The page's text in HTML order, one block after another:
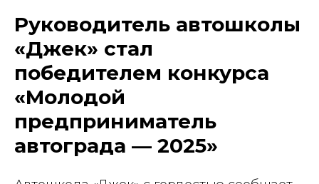
Руководитель автошколы
«Джек» стал
победителем конкурса
«Молодой
предприниматель
автограда — 2025»